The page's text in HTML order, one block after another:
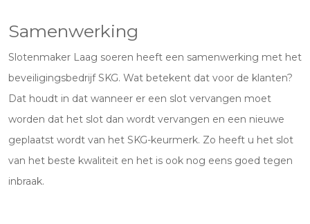
Samenwerking
Slotenmaker Laag soeren heeft een samenwerking met het
beveiligingsbedrijf SKG. Wat betekent dat voor de klanten?
Dat houdt in dat wanneer er een slot vervangen moet
worden dat het slot dan wordt vervangen en een nieuwe
geplaatst wordt van het SKG-keurmerk. Zo heeft u het slot
van het beste kwaliteit en het is ook nog eens goed tegen
inbraak.